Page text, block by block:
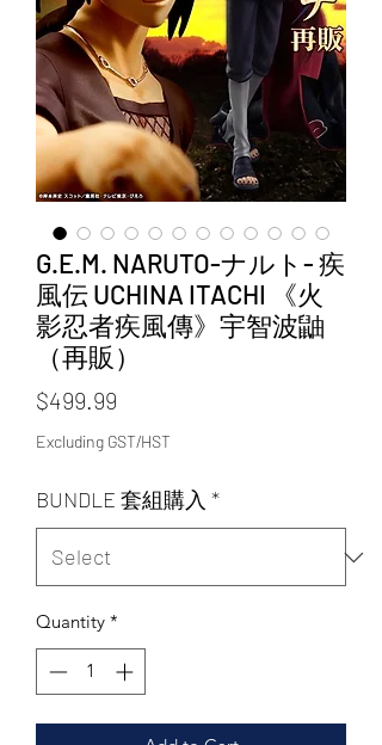
G.E.M. NARUTO-ナルト- 疾
風伝 UCHINA ITACHI 《火
影忍者疾風傳》宇智波鼬
（再販）
$499.99
Excluding GST/HST
BUNDLE 套組購入 *
Quantity *